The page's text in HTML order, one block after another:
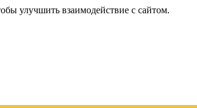
улучшить взаимодействие с сайтом.